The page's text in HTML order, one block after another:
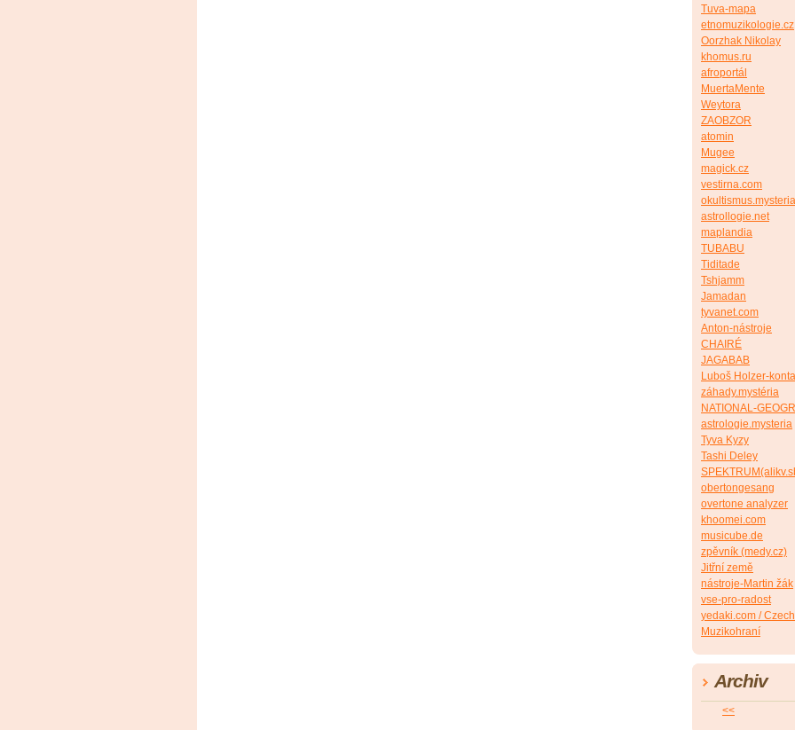
Tuva-mapa
etnomuzikologie.cz
Oorzhak Nikolay
khomus.ru
afroportál
MuertaMente
Weytora
ZAOBZOR
atomin
Mugee
magick.cz
vestirna.com
astrollogie.net
maplandia
TUBABU
Tiditade
Tshjamm
Jamadan
tyvanet.com
Anton-nástroje
CHAIRÉ
JAGABAB
Luboš Holzer-
záhady.mystéria
NATIONAL-
astrologie.mysteria
Tyva Kyzy
Tashi Deley
obertongesang
overtone analyzer
khoomei.com
musicube.de
zpěvník (medy.cz)
Jitřní země
nástroje-Martin žák
vse-pro-radost
yedaki.com /
Muzikohraní
Archiv
<<